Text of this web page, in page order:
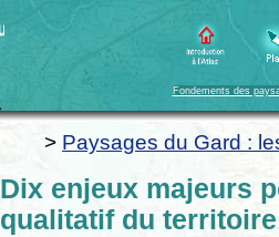
Fondements des
> Paysages du Gard :
Dix enjeux majeurs
qualitatif du territoire